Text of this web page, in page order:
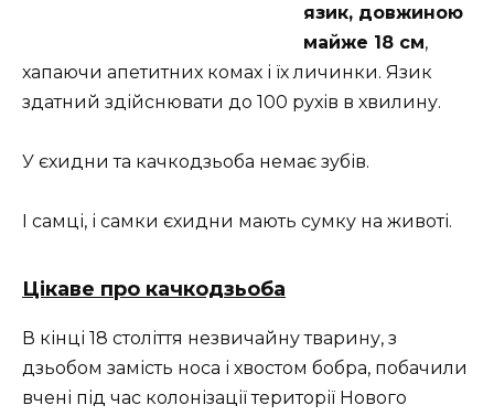
язик, довжиною
майже 18 см,
хапаючи апетитних комах і їх личинки. Язик
здатний здійснювати до 100 рухів в хвилину.
У єхидни та качкодзьоба немає зубів.
І самці, і самки єхидни мають сумку на животі.
Цікаве про качкодзьоба
В кінці 18 століття незвичайну тварину, з
дзьобом замість носа і хвостом бобра, побачили
вчені під час колонізації території Нового